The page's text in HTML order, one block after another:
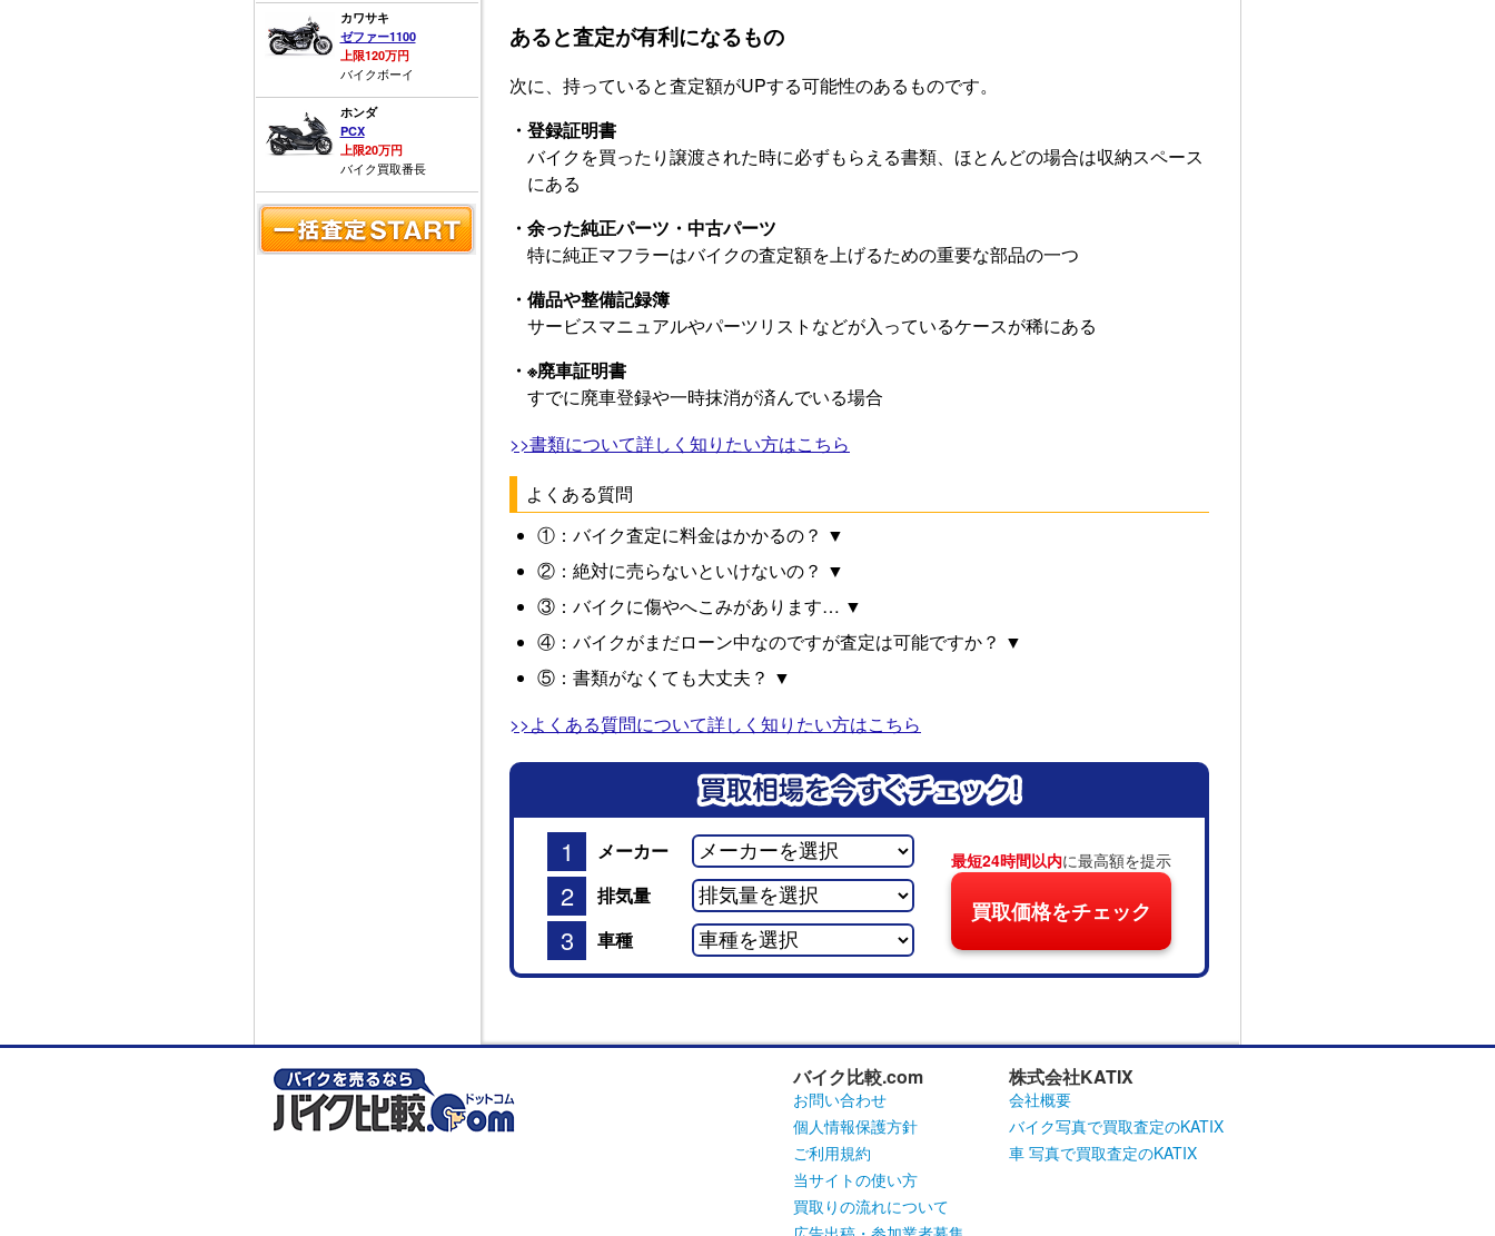
あると査定が有利になるもの
次に、持っていると査定額がUPする可能性のあるものです。
・登録証明書
バイクを買ったり譲渡された時に必ずもらえる書類、ほとんどの場合は収納スペース
にある
・余った純正パーツ・中古パーツ
特に純正マフラーはバイクの査定額を上げるための重要な部品の一つ
・備品や整備記録簿
サービスマニュアルやパーツリストなどが入っているケースが稀にある
・※廃車証明書
すでに廃車登録や一時抹消が済んでいる場合
>>書類について詳しく知りたい方はこちら
よくある質問
①：バイク査定に料金はかかるの？ ▼
②：絶対に売らないといけないの？ ▼
③：バイクに傷やへこみがあります… ▼
④：バイクがまだローン中なのですが査定は可能ですか？ ▼
⑤：書類がなくても大丈夫？ ▼
>>よくある質問について詳しく知りたい方はこちら
1 メーカー
2 排気量
3 車種
最短24時間以内に最高額を提示
買取価格をチェック
カワサキ
ゼファー1100
上限120万円
バイクボーイ
ホンダ
PCX
上限20万円
バイク買取番長
バイク比較.com
お問い合わせ
個人情報保護方針
ご利用規約
当サイトの使い方
買取りの流れについて
株式会社KATIX
会社概要
バイク写真で買取査定のKATIX
車 写真で買取査定のKATIX